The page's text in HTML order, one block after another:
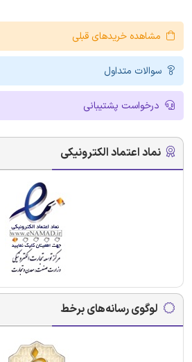
مشاهده خریدهای قبلی
سوالات متداول
درخواست پشتیبانی
نماد اعتماد الکترونیکی
لوگوی رسانه‌های برخط